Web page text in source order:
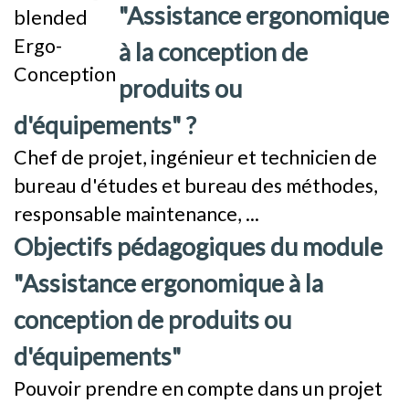
"Assistance ergonomique
à la conception de
produits ou
d'équipements" ?
Chef de projet, ingénieur et technicien de
bureau d'études et bureau des méthodes,
responsable maintenance, ...
Objectifs pédagogiques du module
"Assistance ergonomique à la
conception de produits ou
d'équipements"
Pouvoir prendre en compte dans un projet